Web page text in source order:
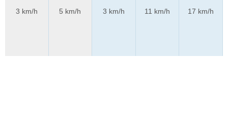
3 km/h
5 km/h
3 km/h
11 km/h
17 km/h